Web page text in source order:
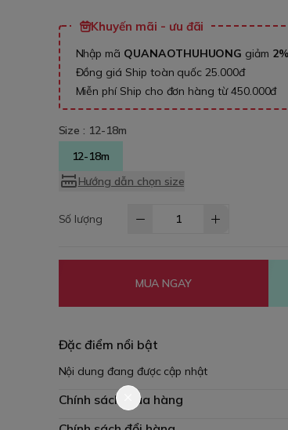
Khuyến mãi - ưu đãi
Nhập mã QUANAOTHUHUONG giảm 2%
Đồng giá Ship toàn quốc 25.000đ
Miễn phí Ship cho đơn hàng từ 450.000đ
Size : 12-18m
12-18m
Hướng dẫn chọn size
Số lượng
MUA NGAY
Đặc điểm nổi bật
Nội dung đang được cập nhật
Chính sách mua hàng